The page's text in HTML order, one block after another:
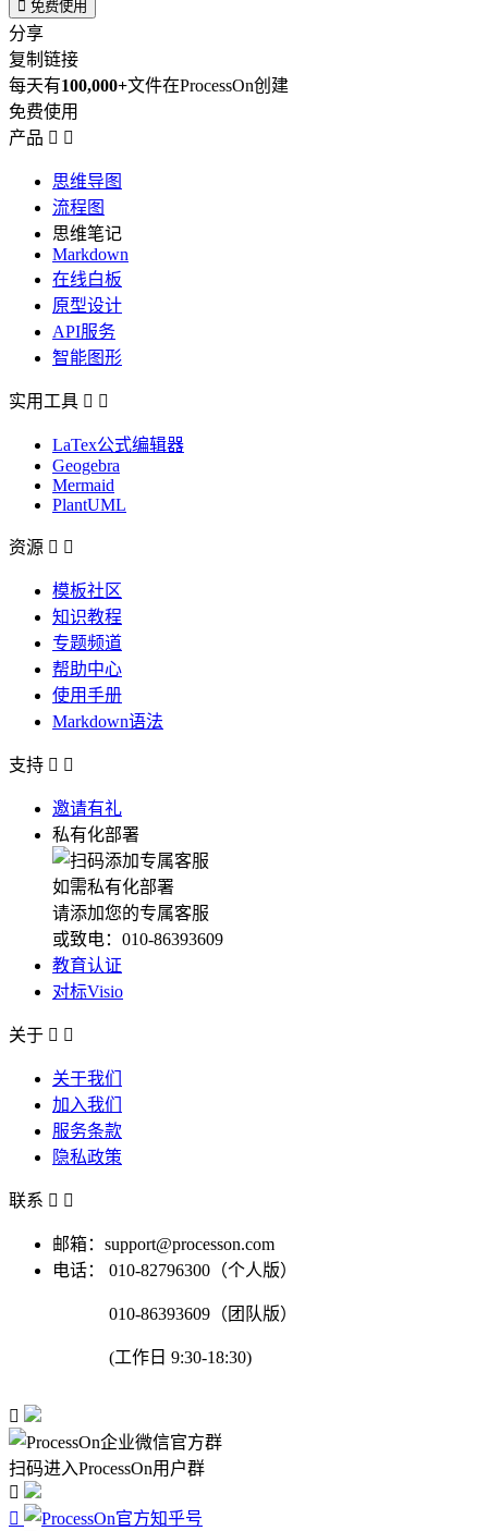
 免费使用
分享
复制链接
每天有100,000+文件在ProcessOn创建
免费使用
产品  
思维导图
流程图
思维笔记
Markdown
在线白板
原型设计
API服务
智能图形
实用工具  
LaTex公式编辑器
Geogebra
Mermaid
PlantUML
资源  
模板社区
知识教程
专题频道
帮助中心
使用手册
Markdown语法
支持  
邀请有礼
私有化部署
如需私有化部署
请添加您的专属客服
或致电：010-86393609
教育认证
对标Visio
关于  
关于我们
加入我们
服务条款
隐私政策
联系  
邮箱：support@processon.com
电话：
010-82796300（个人版）
010-86393609（团队版）
(工作日 9:30-18:30)

扫码进入ProcessOn用户群

